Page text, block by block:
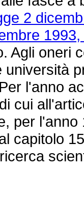
2
Agli oneri
università
l'anno
cui
per
capitolo